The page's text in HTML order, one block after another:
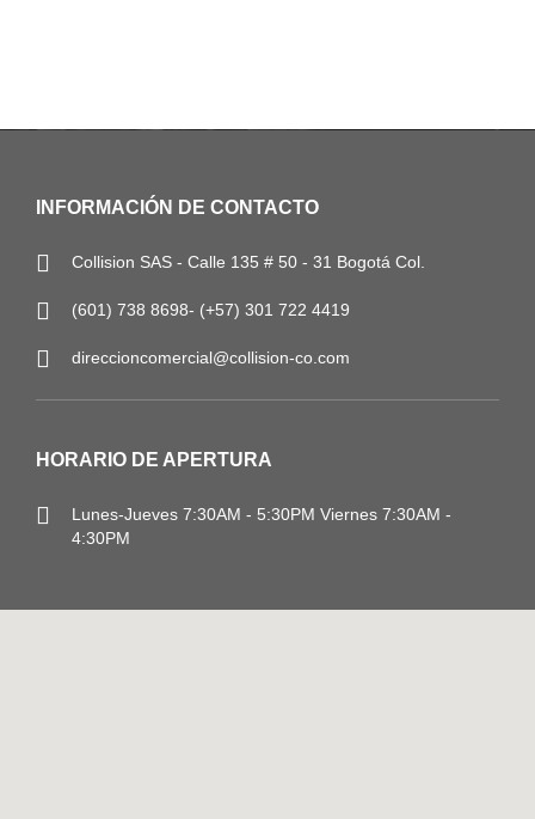
INFORMACIÓN DE CONTACTO
Collision SAS - Calle 135 # 50 - 31 Bogotá Col.
(601) 738 8698- (+57) 301 722 4419
direccioncomercial@collision-co.com
HORARIO DE APERTURA
Lunes-Jueves 7:30AM - 5:30PM Viernes 7:30AM -
4:30PM